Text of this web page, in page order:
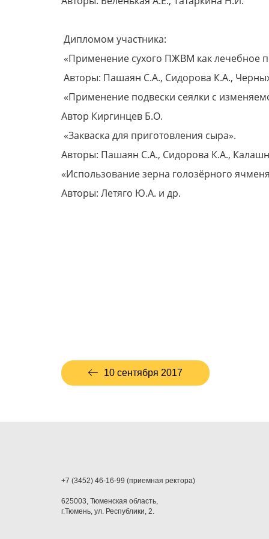
Дипломом участника:
«Применение сухого ПЖВМ как лечебное
Авторы: Пашаян С.А., Сидорова К.А.,
«Применение подвески сеялки с
Автор Киргинцев Б.О.
«Закваска для приготовления сыра».
Авторы: Пашаян С.А., Сидорова К.А.,
«Использование зерна голозёрного
Авторы: Летяго Ю.А. и др.
10 сентября 2017
+7 (3452) 46-16-99 (приемная ректора)
625003, Тюменская область,
г.Тюмень, ул. Республики, 2.